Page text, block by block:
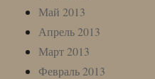
Май 2013
Апрель 2013
Март 2013
Февраль 2013